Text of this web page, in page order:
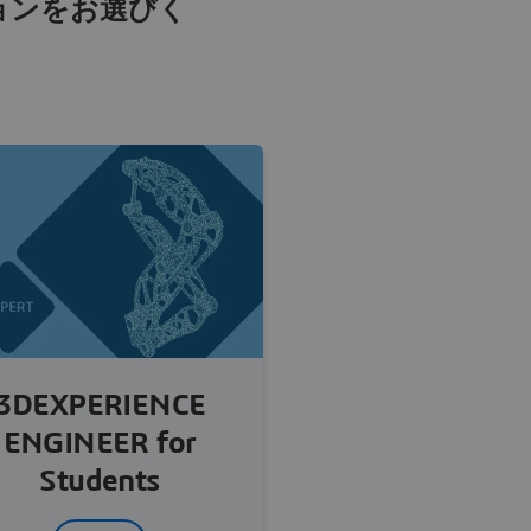
をお選びく
ENGINEER for
Students